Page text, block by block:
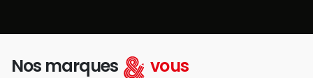
Nos marques vous